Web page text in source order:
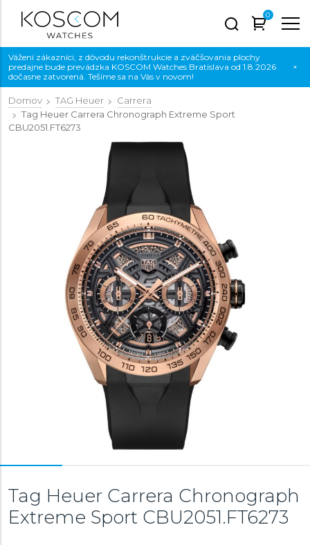
0
Vážení zákazníci, z dôvodu rekonštrukcie a zväčšovania plochy
predajne bude prevádzka KOSCOM Watches Bratislava od 1.8.2026
dočasne zatvorená. Tešíme sa na Vás v novom!
×
Domov TAG Heuer
Carrera
Tag Heuer Carrera Chronograph Extreme Sport
CBU2051.FT6273
Tag Heuer Carrera Chronograph
Extreme Sport CBU2051.FT6273